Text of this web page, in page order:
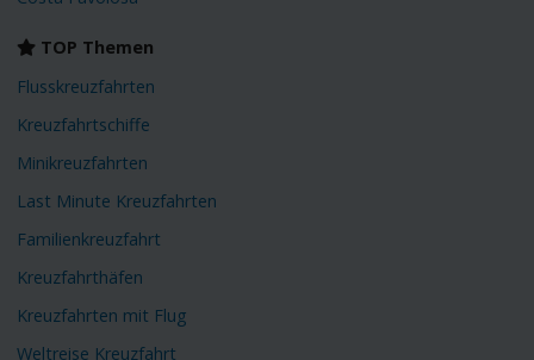
TOP Themen
Flusskreuzfahrten
Kreuzfahrtschiffe
Minikreuzfahrten
Last Minute Kreuzfahrten
Familienkreuzfahrt
Kreuzfahrthäfen
Kreuzfahrten mit Flug
Weltreise Kreuzfahrt